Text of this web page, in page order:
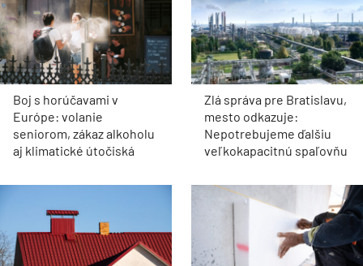
Boj s horúčavami v
Európe: volanie
seniorom, zákaz alkoholu
aj klimatické útočiská
Zlá správa pre Bratislavu,
mesto odkazuje:
Nepotrebujeme ďalšiu
veľkokapacitnú spaľovňu